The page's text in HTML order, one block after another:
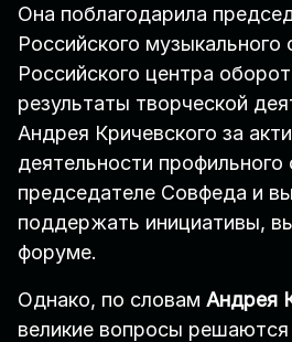
Она поблагодарила
Российского музыкального
Российского центра
результаты творческой
Андрея Кричевского за
деятельности профильного
председателе Совфеда и
поддержать инициативы,
форуме.
Однако, по словам Андрея
великие вопросы